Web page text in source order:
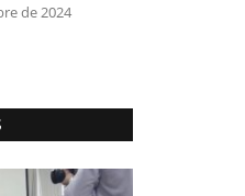
de 2024